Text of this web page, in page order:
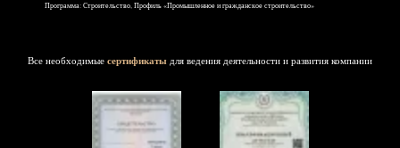
Программа: Строительство, Профиль «Промышленное и гражданское строительство»
Все необходимые сертификаты для ведения деятельности и развития компании